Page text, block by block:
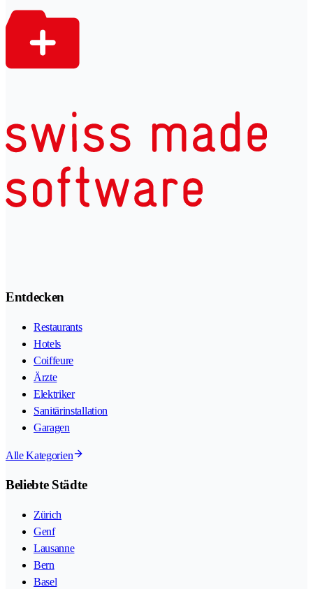
Entdecken
Restaurants
Hotels
Coiffeure
Ärzte
Elektriker
Sanitärinstallation
Garagen
Alle Kategorien
Beliebte Städte
Zürich
Genf
Lausanne
Bern
Basel